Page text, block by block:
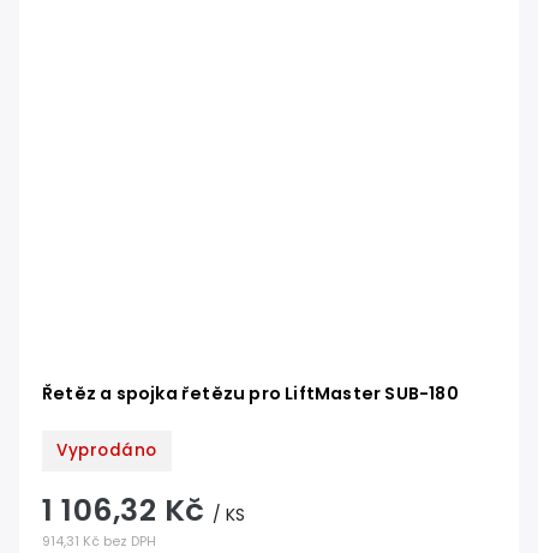
Řetěz a spojka řetězu pro LiftMaster SUB-180
Vyprodáno
914,31 Kč bez DPH
1 106,32 Kč / KS